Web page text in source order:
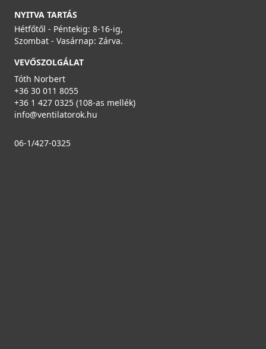
AERAULIQA ES-120 gravitációs zsalu
4 990 Ft
NYITVA TARTÁS
Hétfőtől - Péntekig: 8-16-ig,
Szombat - Vasárnap: Zárva.
VEVŐSZOLGÁLAT
Tóth Norbert
+36 30 011 8055
+36 1 427 0325 (108-as mellék)
info@ventilatorok.hu
06-1/427-0325